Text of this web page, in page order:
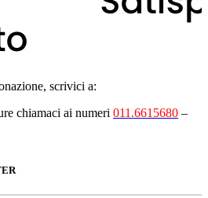
scrivici a:
chiamaci ai numeri 011.6615680 –